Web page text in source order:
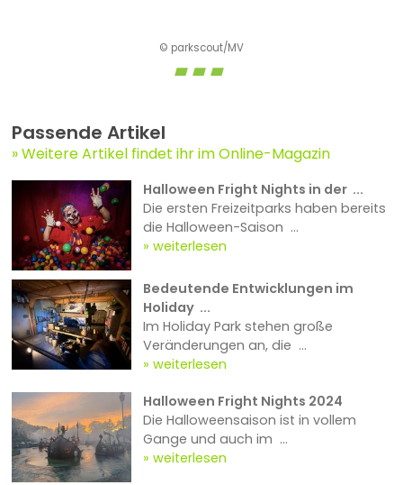
© parkscout/MV
Passende Artikel
Weitere Artikel findet ihr im Online-Magazin
Halloween Fright Nights in der ...
Die ersten Freizeitparks haben bereits
die Halloween-Saison ...
weiterlesen
Bedeutende Entwicklungen im
Holiday ...
Im Holiday Park stehen große
Veränderungen an, die ...
weiterlesen
Halloween Fright Nights 2024
Die Halloweensaison ist in vollem
Gange und auch im ...
weiterlesen